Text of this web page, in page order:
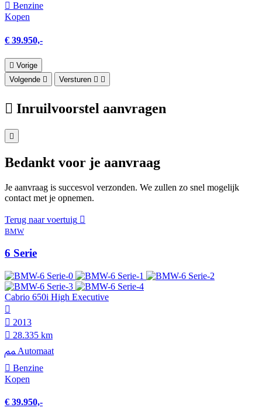
Benzine
Kopen
€ 39.950,-
Vorige
Volgende
Versturen
Inruilvoorstel aanvragen
Bedankt voor je aanvraag
Je aanvraag is succesvol verzonden. We zullen zo snel mogelijk
contact met je opnemen.
Terug naar voertuig
BMW
6 Serie
Cabrio 650i High Executive
2013
28.335 km
Automaat
Benzine
Kopen
€ 39.950,-